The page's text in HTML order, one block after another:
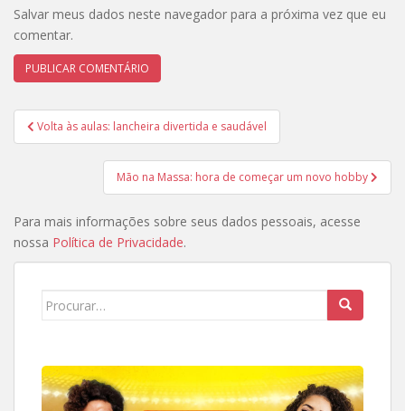
Salvar meus dados neste navegador para a próxima vez que eu
comentar.
Navegação
de
Volta às aulas: lancheira divertida e saudável
Mão na Massa: hora de começar um novo hobby
Para mais informações sobre seus dados pessoais, acesse
nossa Política de Privacidade.
Search